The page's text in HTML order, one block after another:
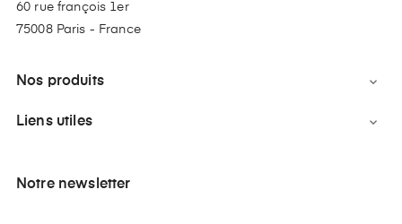
60 rue françois 1er
75008 Paris - France
Nos produits 
Liens utiles 
Notre newsletter